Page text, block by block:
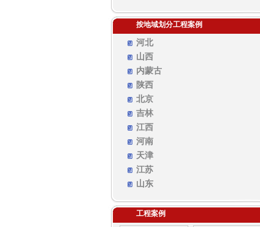
按地域划分工程案例
河北
山西
内蒙古
陕西
北京
吉林
江西
河南
天津
江苏
山东
工程案例